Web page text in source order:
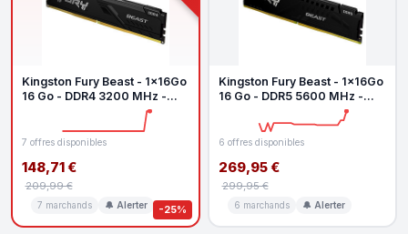
-25%
Kingston Fury Beast - 1x16Go
16 Go - DDR4 3200 MHz -
7 offres disponibles
148,71 €
209,99 €
7 marchands 🔔 Alerter
Kingston Fury Beast - 1x16Go
16 Go - DDR5 5600 MHz -
6 offres disponibles
269,95 €
299,95 €
6 marchands 🔔 Alerter